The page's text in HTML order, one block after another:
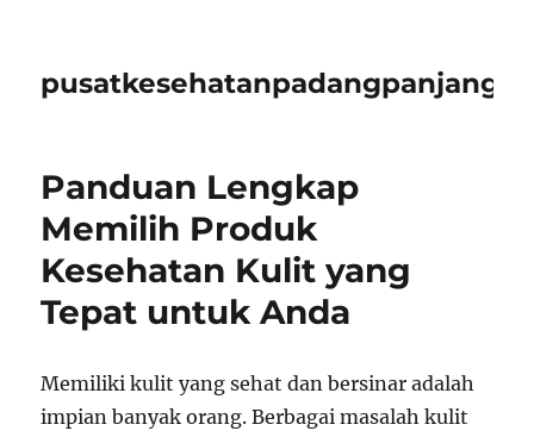
pusatkesehatanpadangpanjangid
Panduan Lengkap
Memilih Produk
Kesehatan Kulit yang
Tepat untuk Anda
Memiliki kulit yang sehat dan bersinar adalah
impian banyak orang. Berbagai masalah kulit